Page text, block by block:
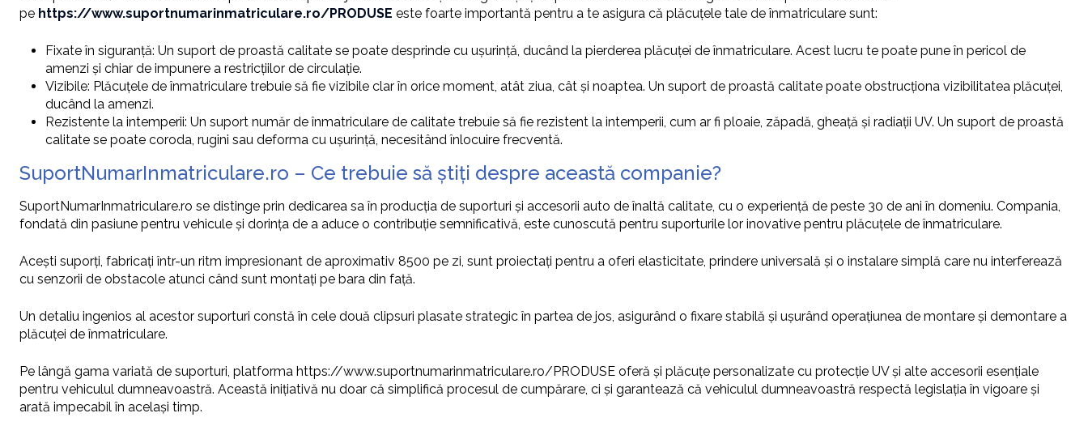
pe https://www.suportnumarinmatriculare.ro/PRODUSE este foarte importantă pentru a te asigura că plăcuțele tale de înmatriculare sunt:
Fixate în siguranță: Un suport de proastă calitate se poate desprinde cu ușurință, ducând la pierderea plăcuței de înmatriculare. Acest lucru te poate pune în pericol de
amenzi și chiar de impunere a restricțiilor de circulație.
Vizibile: Plăcuțele de înmatriculare trebuie să fie vizibile clar în orice moment, atât ziua, cât și noaptea. Un suport de proastă calitate poate obstrucționa vizibilitatea plăcuței,
ducând la amenzi.
Rezistente la intemperii: Un suport număr de înmatriculare de calitate trebuie să fie rezistent la intemperii, cum ar fi ploaie, zăpadă, gheață și radiații UV. Un suport de proastă
calitate se poate coroda, rugini sau deforma cu ușurință, necesitând înlocuire frecventă.
SuportNumarInmatriculare.ro – Ce trebuie să știți despre această companie?
SuportNumarInmatriculare.ro se distinge prin dedicarea sa în producția de suporturi și accesorii auto de înaltă calitate, cu o experiență de peste 30 de ani în domeniu. Compania,
fondată din pasiune pentru vehicule și dorința de a aduce o contribuție semnificativă, este cunoscută pentru suporturile lor inovative pentru plăcuțele de înmatriculare.
Acești suporți, fabricați într-un ritm impresionant de aproximativ 8500 pe zi, sunt proiectați pentru a oferi elasticitate, prindere universală și o instalare simplă care nu interferează
cu senzorii de obstacole atunci când sunt montați pe bara din față.
Un detaliu ingenios al acestor suporturi constă în cele două clipsuri plasate strategic în partea de jos, asigurând o fixare stabilă și ușurând operațiunea de montare și demontare a
plăcuței de înmatriculare.
Pe lângă gama variată de suporturi, platforma https://www.suportnumarinmatriculare.ro/PRODUSE oferă și plăcuțe personalizate cu protecție UV și alte accesorii esențiale
pentru vehiculul dumneavoastră. Această inițiativă nu doar că simplifică procesul de cumpărare, ci și garantează că vehiculul dumneavoastră respectă legislația în vigoare și
arată impecabil în același timp.